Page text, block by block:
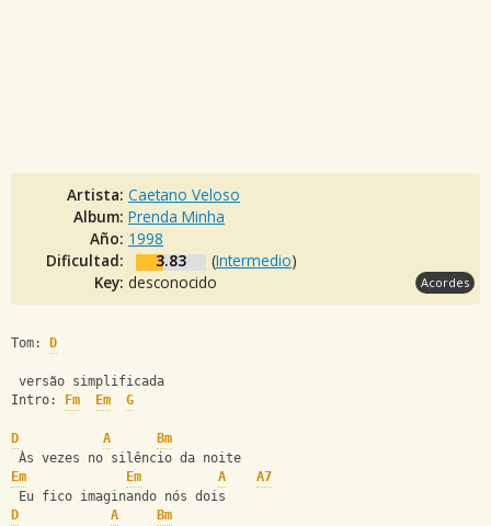
Artista: Caetano Veloso
Album: Prenda Minha
Año: 1998
Dificultad:
3.83 (Intermedio)
Key: desconocido Acordes
Tom: D
versão simplificada
Intro:
Fm Em G
D A
Bm
Às vezes no silêncio da noite
Em
Em A
A7
Eu fico imaginando nós dois
D
A
Bm